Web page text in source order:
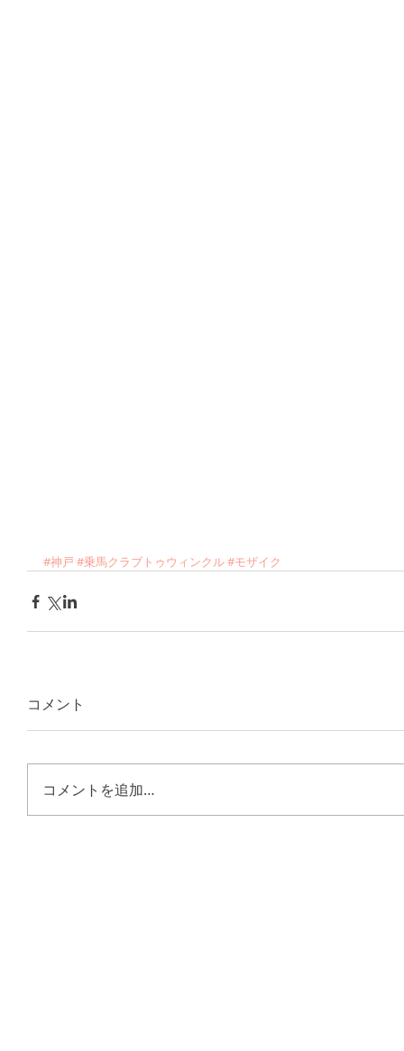
#神戸 #乗馬クラブトゥウィンクル#モザイク
コメント
コメントを追加…